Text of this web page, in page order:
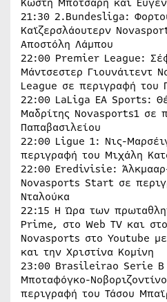
21:30 2.Bundesliga:
Καϊζερσλάουτερν
Αποστόλη Λάμπου
22:00 Premier League:
Μάντσεστερ Γιουνάιτεντ
League σε περιγραφή του
22:00 LaLiga ΕΑ Sports:
Μαδρίτης Novasports1 σε
Παπαβασιλείου
22:00 Ligue 1: Νις-
περιγραφή του Μιχάλη
22:00 Eredivisie:
Novasports Start σε
Νταλούκα
22:15 Η Ώρα των
Prime, στο Web TV και
Novasports στο Youtube
και την Χριστίνα Κομίνη
23:00 Brasileirao Serie B
Μποταφόγκο-
περιγραφή του Τάσου